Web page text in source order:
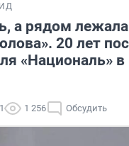
а рядом лежала
20 лет
«Националь»
1 256 Обсудить